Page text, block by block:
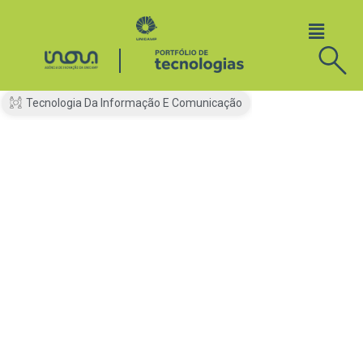
Tecnologia Da Informação E Comunicação